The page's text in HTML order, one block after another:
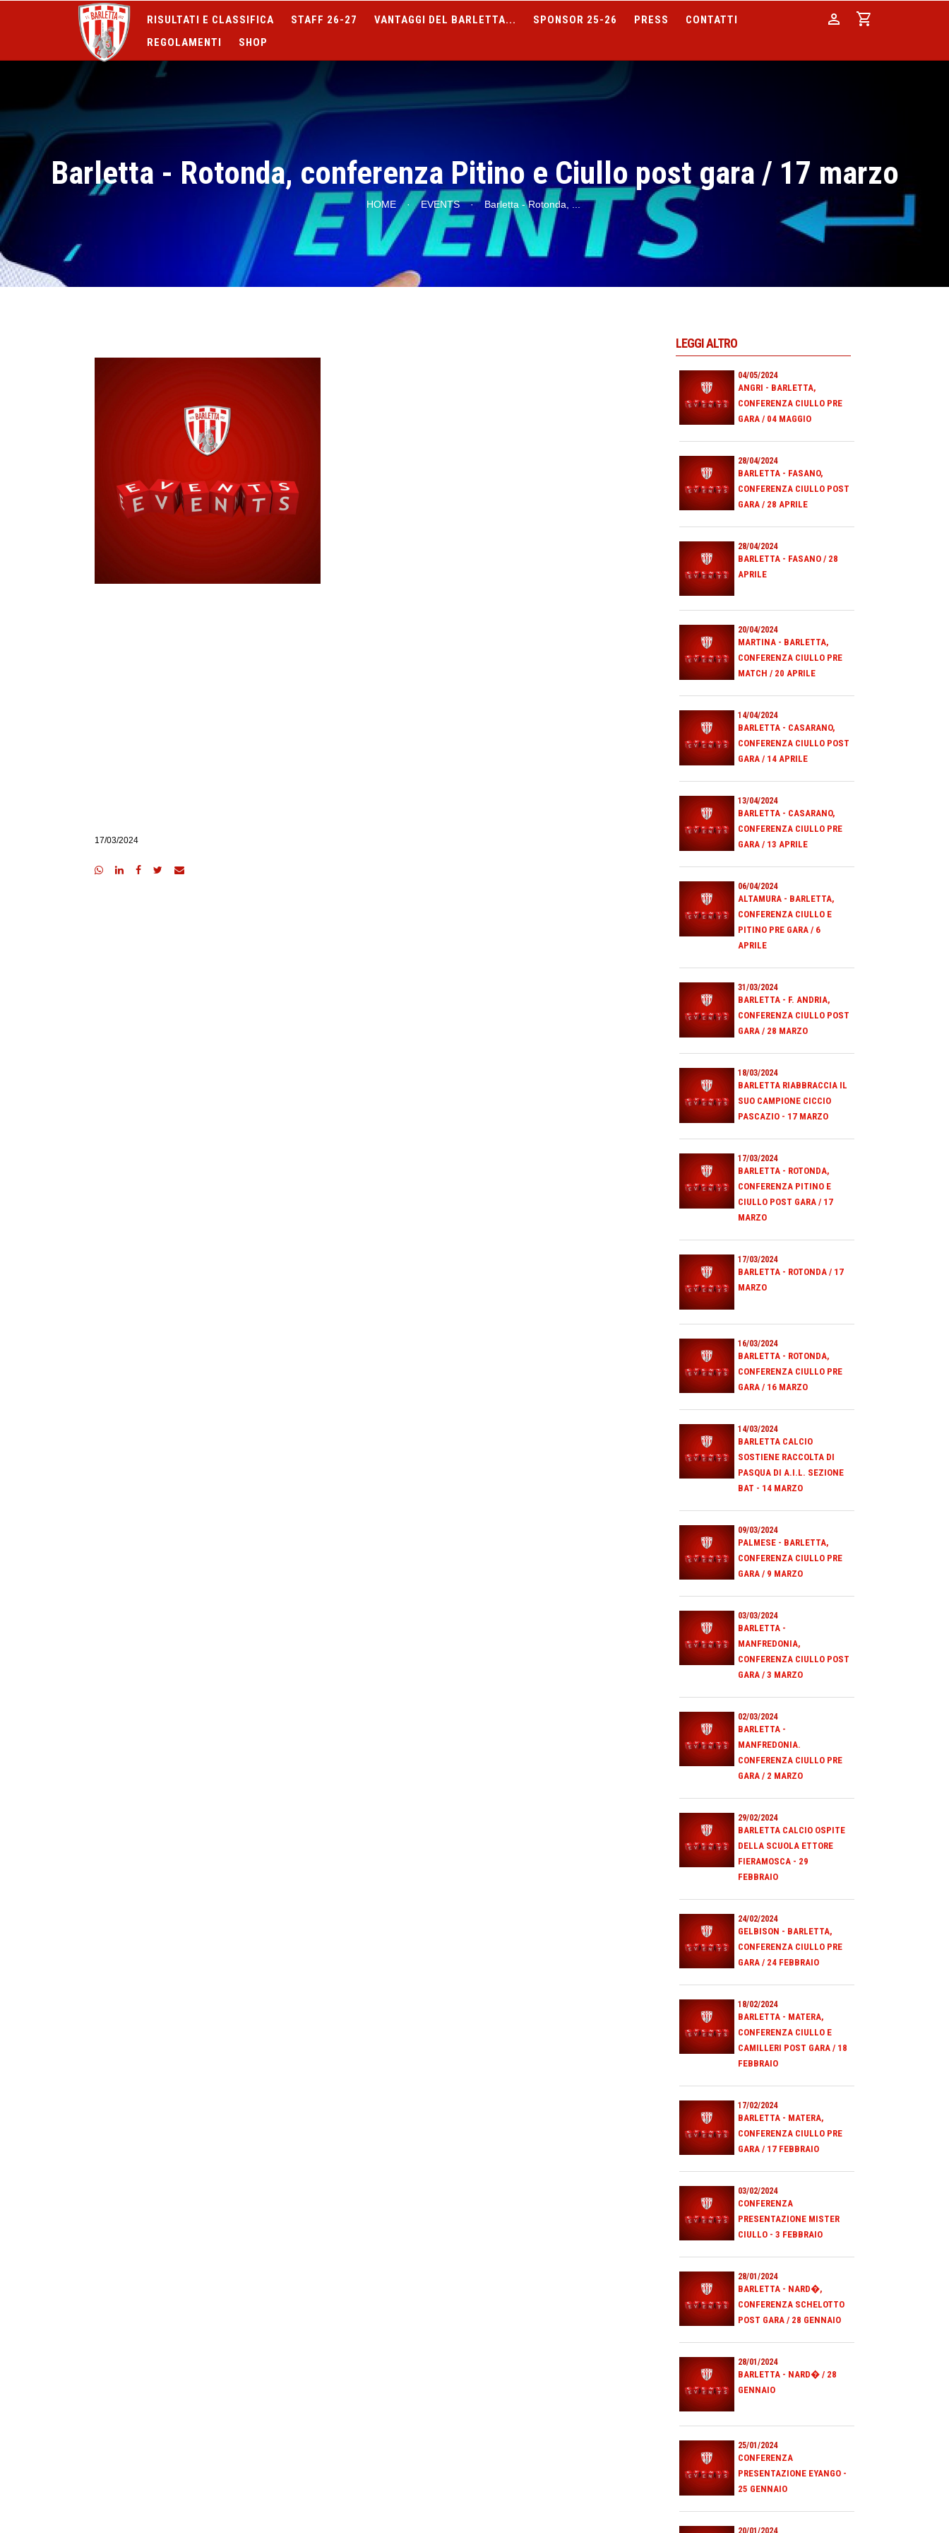
person shopping_cart
RISULTATI E CLASSIFICA STAFF 26-27 VANTAGGI DEL BARLETTA... SPONSOR 25-26 PRESS
CONTATTI
REGOLAMENTI
SHOP
Barletta - Rotonda, conferenza Pitino e Ciullo post gara / 17 marzo
HOME · EVENTS · Barletta - Rotonda, ...
17/03/2024
LEGGI ALTRO
04/05/2024
ANGRI - BARLETTA,
CONFERENZA CIULLO PRE
GARA / 04 MAGGIO
28/04/2024
BARLETTA - FASANO,
CONFERENZA CIULLO POST
GARA / 28 APRILE
28/04/2024
BARLETTA - FASANO / 28
APRILE
20/04/2024
MARTINA - BARLETTA,
CONFERENZA CIULLO PRE
MATCH / 20 APRILE
14/04/2024
BARLETTA - CASARANO,
CONFERENZA CIULLO POST
GARA / 14 APRILE
13/04/2024
BARLETTA - CASARANO,
CONFERENZA CIULLO PRE
GARA / 13 APRILE
06/04/2024
ALTAMURA - BARLETTA,
CONFERENZA CIULLO E
PITINO PRE GARA / 6
APRILE
31/03/2024
BARLETTA - F. ANDRIA,
CONFERENZA CIULLO POST
GARA / 28 MARZO
18/03/2024
BARLETTA RIABBRACCIA IL
SUO CAMPIONE CICCIO
PASCAZIO - 17 MARZO
17/03/2024
BARLETTA - ROTONDA,
CONFERENZA PITINO E
CIULLO POST GARA / 17
MARZO
17/03/2024
BARLETTA - ROTONDA / 17
MARZO
16/03/2024
BARLETTA - ROTONDA,
CONFERENZA CIULLO PRE
GARA / 16 MARZO
14/03/2024
BARLETTA CALCIO
SOSTIENE RACCOLTA DI
PASQUA DI A.I.L. SEZIONE
BAT - 14 MARZO
09/03/2024
PALMESE - BARLETTA,
CONFERENZA CIULLO PRE
GARA / 9 MARZO
03/03/2024
BARLETTA -
MANFREDONIA,
CONFERENZA CIULLO POST
GARA / 3 MARZO
02/03/2024
BARLETTA -
MANFREDONIA.
CONFERENZA CIULLO PRE
GARA / 2 MARZO
29/02/2024
BARLETTA CALCIO OSPITE
DELLA SCUOLA ETTORE
FIERAMOSCA - 29
FEBBRAIO
24/02/2024
GELBISON - BARLETTA,
CONFERENZA CIULLO PRE
GARA / 24 FEBBRAIO
18/02/2024
BARLETTA - MATERA,
CONFERENZA CIULLO E
CAMILLERI POST GARA / 18
FEBBRAIO
17/02/2024
BARLETTA - MATERA,
CONFERENZA CIULLO PRE
GARA / 17 FEBBRAIO
03/02/2024
CONFERENZA
PRESENTAZIONE MISTER
CIULLO - 3 FEBBRAIO
28/01/2024
BARLETTA - NARD�,
CONFERENZA SCHELOTTO
POST GARA / 28 GENNAIO
28/01/2024
BARLETTA - NARD� / 28
GENNAIO
25/01/2024
CONFERENZA
PRESENTAZIONE EYANGO -
25 GENNAIO